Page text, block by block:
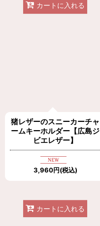
カートに入れる
猪レザーのスニーカーチャ
ームキーホルダー【広島ジ
ビエレザー】
3,960円(税込)
カートに入れる